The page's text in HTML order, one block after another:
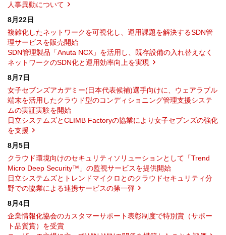
人事異動について
8月22日
複雑化したネットワークを可視化し、運用課題を解決するSDN管
理サービスを販売開始
SDN管理製品「Anuta NCX」を活用し、既存設備の入れ替えなく
ネットワークのSDN化と運用効率向上を実現
8月7日
女子セブンズアカデミー(日本代表候補)選手向けに、ウェアラブル
端末を活用したクラウド型のコンディショニング管理支援システ
ムの実証実験を開始
日立システムズとCLIMB Factoryの協業により女子セブンズの強化
を支援
8月5日
クラウド環境向けのセキュリティソリューションとして「Trend
Micro Deep Security™」の監視サービスを提供開始
日立システムズとトレンドマイクロとのクラウドセキュリティ分
野での協業による連携サービスの第一弾
8月4日
企業情報化協会のカスタマーサポート表彰制度で特別賞（サポー
ト品質賞）を受賞